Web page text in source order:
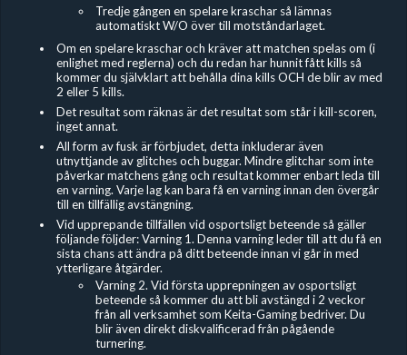
Tredje gången en spelare kraschar så lämnas
automatiskt W/O över till motståndarlaget.
Om en spelare kraschar och kräver att matchen spelas om (i
enlighet med reglerna) och du redan har hunnit fått kills så
kommer du självklart att behålla dina kills OCH de blir av med
2 eller 5 kills.
Det resultat som räknas är det resultat som står i kill-scoren,
inget annat.
All form av fusk är förbjudet, detta inkluderar även
utnyttjande av glitches och buggar. Mindre glitchar som inte
påverkar matchens gång och resultat kommer enbart leda till
en varning. Varje lag kan bara få en varning innan den övergår
till en tillfällig avstängning.
Vid upprepande tillfällen vid osportsligt beteende så gäller
följande följder: Varning 1. Denna varning leder till att du få en
sista chans att ändra på ditt beteende innan vi går in med
ytterligare åtgärder.
Varning 2. Vid första upprepningen av osportsligt
beteende så kommer du att bli avstängd i 2 veckor
från all verksamhet som Keita-Gaming bedriver. Du
blir även direkt diskvalificerad från pågående
turnering.